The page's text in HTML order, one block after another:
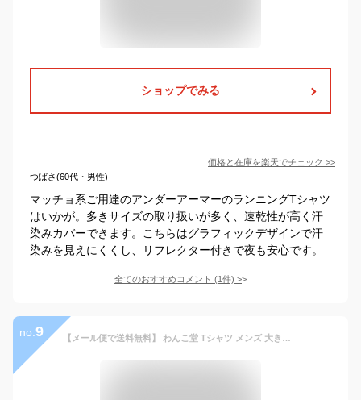
ショップでみる
価格と在庫を楽天でチェック >>
つばさ(60代・男性)
マッチョ系ご用達のアンダーアーマーのランニングTシャツ
はいかが。多きサイズの取り扱いが多く、速乾性が高く汗
染みカバーできます。こちらはグラフィックデザインで汗
染みを見えにくくし、リフレクター付きで夜も安心です。
全てのおすすめコメント (1件) >
no. 9 【メール便で送料無料】 わんこ堂 Tシャツ メンズ 大きいサイズ 半袖 プリント 吸水速乾 カットソー クルーネック クール ドライ ゆるキャラ 和んこ堂 吸水速乾 かわいい プリントTシャツ 柴犬 白 黒 ペット 速乾 半袖Tシャツ 部屋着 ルームウェアワークマン プラス